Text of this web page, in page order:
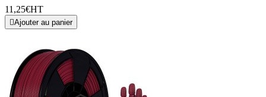
11,25€HT
Ajouter au panier